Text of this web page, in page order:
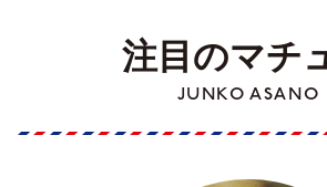
注目のマチ
JUNKO ASANO